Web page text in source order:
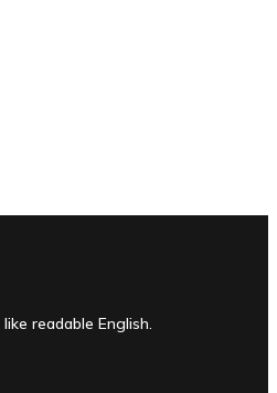
readable English.